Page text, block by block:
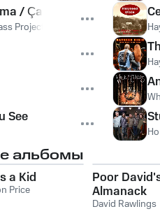
/ Ça roule ma poule!
Project
See
альбомы
a Kid
Price
Poor
Almanack
David Rawlings